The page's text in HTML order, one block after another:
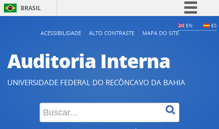
BRASIL
Acesso à informação
Legislação
Canais
EN ES
ACESSIBILIDADE ALTO CONTRASTE MAPA DO SITE
Auditoria Interna
UNIVERSIDADE FEDERAL DO RECÔNCAVO DA BAHIA